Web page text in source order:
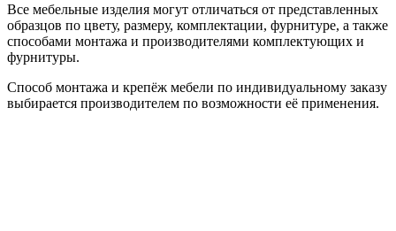
Все мебельные изделия могут отличаться от представленных
образцов по цвету, размеру, комплектации, фурнитуре, а также
способами монтажа и производителями комплектующих и
фурнитуры.
Способ монтажа и крепёж мебели по индивидуальному заказу
выбирается производителем по возможности её применения.